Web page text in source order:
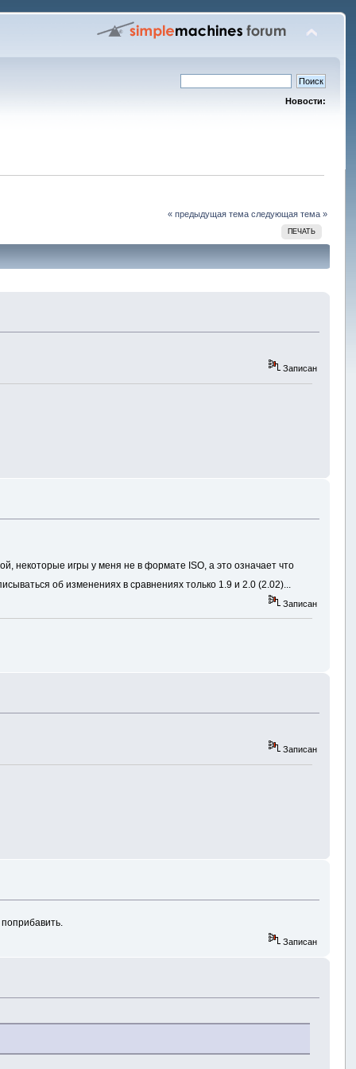
Новости:
« предыдущая тема следующая тема »
ПЕЧАТЬ
Записан
некоторые игры у меня не в формате ISO, а это означает что
об изменениях в сравнениях только 1.9 и 2.0 (2.02)...
Записан
Записан
Записан